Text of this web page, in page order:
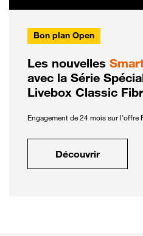
Bon plan Open
Les nouvelles
avec la Série
Livebox Classic
Engagement de 24 mois sur l'offre
Découvrir